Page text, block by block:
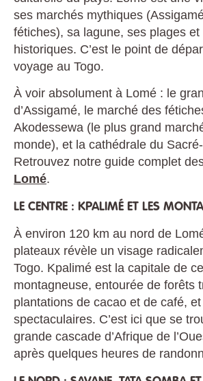
ses marchés mythiques
fétiches), sa lagune, ses plages
historiques. C’est le point de
voyage au Togo.
À voir absolument à Lomé : le
d’Assigamé, le marché des
Akodessewa (le plus grand
monde), et la cathédrale du
Retrouvez notre guide complet
Lomé.
LE CENTRE : KPALIMÉ ET LES
À environ 120 km au nord de
plateaux révèle un visage
Togo. Kpalimé est la capitale de
montagneuse, entourée de forêts
plantations de cacao et de café,
spectaculaires. C’est ici que se
grande cascade d’Afrique de
après quelques heures de